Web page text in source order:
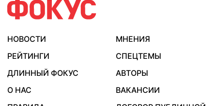
НОВОСТИ
МНЕНИЯ
РЕЙТИНГИ
СПЕЦТЕМЫ
ДЛИННЫЙ ФОКУС
АВТОРЫ
О НАС
ВАКАНСИИ